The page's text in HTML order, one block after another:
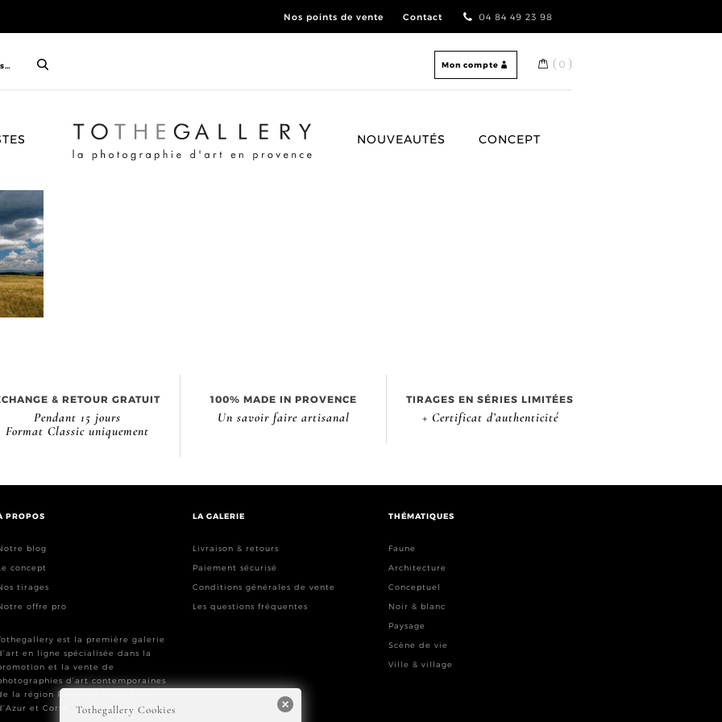
Nos points de vente Contact 04 84 49 23 98
Mon compte 0
ACCUEIL
NOUVEAUTÉS CONCEPT
& RETOUR GRATUIT
Pendant 15 jours
Format Classic uniquement
100% MADE IN PROVENCE
Un savoir faire artisanal
TIRAGES EN SÉRIES LIMITÉES
+ Certificat d’authenticité
PROPOS
blog
concept
tirages
offre pro
est la première galerie
en ligne spécialisée dans la
et la vente de
d’art contemporaines
la région Provence Alpes Côte
et Corse.
LA GALERIE
Livraison & retours
Paiement sécurisé
Conditions générales de vente
Les questions fréquentes
THÉMATIQUES
Faune
Architecture
Conceptuel
Noir & blanc
Paysage
Scène de vie
Ville & village
Tothegallery Cookies